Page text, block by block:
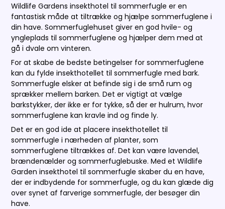
Wildlife Gardens insekthotel til sommerfugle er en
fantastisk måde at tiltrække og hjælpe sommerfuglene i
din have. Sommerfuglehuset giver en god hvile- og
yngleplads til sommerfuglene og hjælper dem med at
gå i dvale om vinteren.
For at skabe de bedste betingelser for sommerfuglene
kan du fylde insekthotellet til sommerfugle med bark.
Sommerfugle elsker at befinde sig i de små rum og
sprækker mellem barken. Det er vigtigt at vælge
barkstykker, der ikke er for tykke, så der er hulrum, hvor
sommerfuglene kan kravle ind og finde ly.
Det er en god ide at placere insekthotellet til
sommerfugle i nærheden af planter, som
sommerfuglene tiltrækkes af. Det kan være lavendel,
brændenælder og sommerfuglebuske. Med et Wildlife
Garden insekthotel til sommerfugle skaber du en have,
der er indbydende for sommerfugle, og du kan glæde dig
over synet af farverige sommerfugle, der besøger din
have.